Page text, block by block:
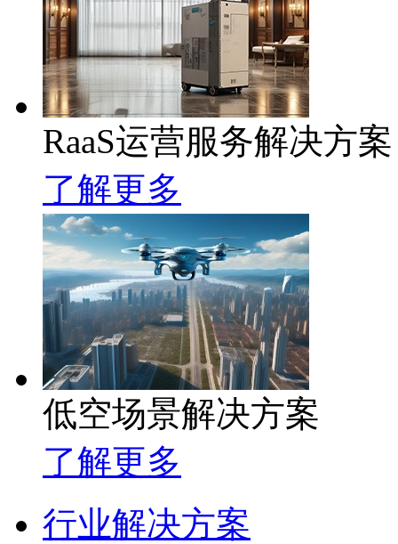
RaaS运营服务解决方案
了解更多
低空场景解决方案
了解更多
行业解决方案